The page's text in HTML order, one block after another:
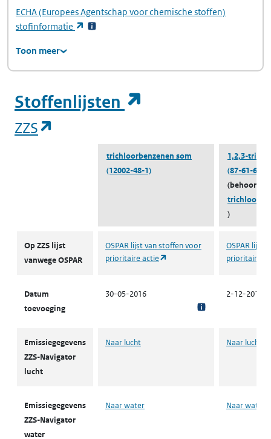
ECHA(Europees Agentschap voor chemische stoffen)
stofinformatie
(opent in een nieuw tabblad)
Toon meer
Stoffenlijsten
ZZS
trichloorbenzenen som
(12002-48-1)
1,2,3-
(87-61-6)
(behoort
)
Op ZZS lijst
vanwege OSPAR
OSPAR lijst van stoffen voor
prioritaire actie
(opent in een nieuw tabblad)
OSPAR lijst
prioritaire
Datum
toevoeging
30-05-2016 2-12-2013
Emissiegegevens
ZZS-Navigator
lucht
Naar lucht Naar lucht
Emissiegegevens
ZZS-Navigator
water
Naar water Naar water